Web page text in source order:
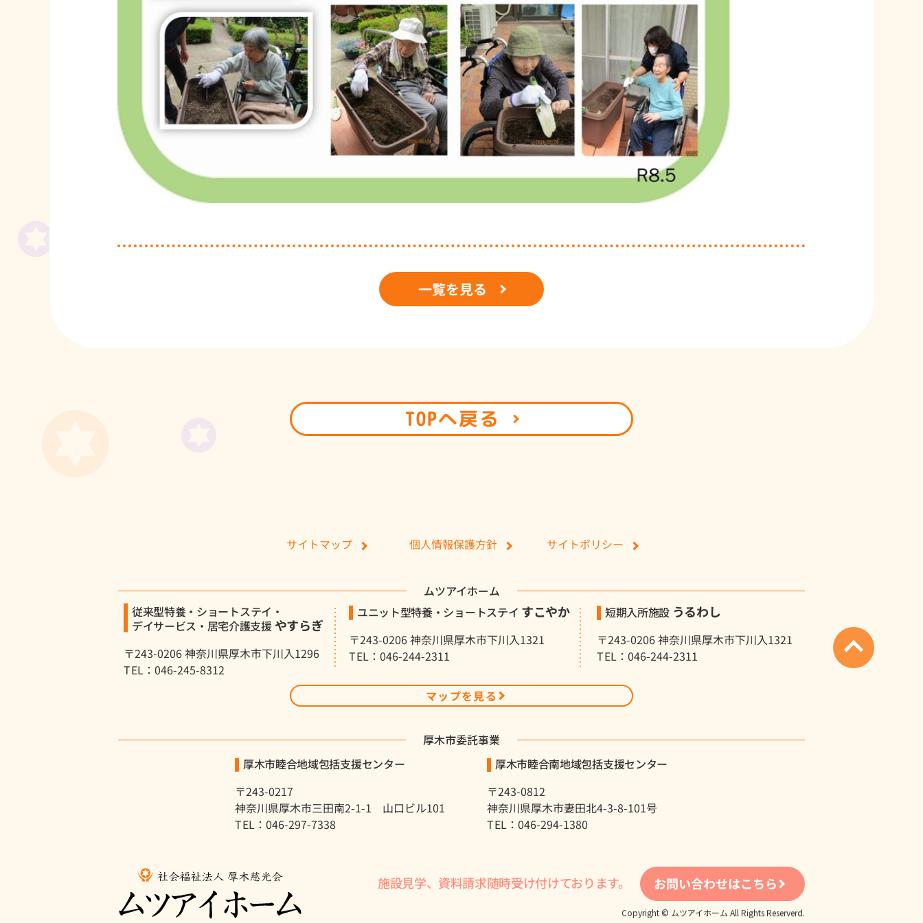
一覧を見る
TOPへ戻る
サイトマップ 個人情報保護方針 サイトポリシー
ムツアイホーム
従来型特養・ショートステイ・
デイサービス・居宅介護支援 やすらぎ
〒243-0206 神奈川県厚木市下川入1296
TEL：046-245-8312
ユニット型特養・ショートステイ すこやか
〒243-0206 神奈川県厚木市下川入1321
TEL：046-244-2311
短期入所施設 うるわし
〒243-0206 神奈川県厚木市下川入1321
TEL：046-244-2311
マップを見る
厚木市委託事業
厚木市睦合地域包括支援センター
〒243-0217
神奈川県厚木市三田南2-1-1 山口ビル101
TEL：046-297-7338
厚木市睦合南地域包括支援センター
〒243-0812
神奈川県厚木市妻田北4-3-8-101号
TEL：046-294-1380
施設見学、資料請求随時受け付けております。 お問い合わせはこちら
Copyright © ムツアイホーム All Rights Reserverd.